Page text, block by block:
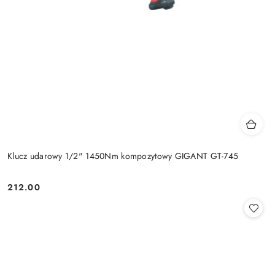
Klucz udarowy 1/2" 1450Nm kompozytowy GIGANT GT-745
Cena:
212.00